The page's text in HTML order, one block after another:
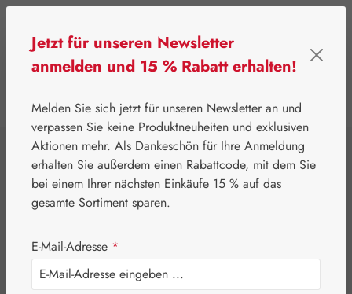
⌂ Gall Pharma Gall Exklusiv
N-A-G® 450 mg
Kapseln
Jetzt für unseren Newsletter
anmelden und 15 % Rabatt erhalten!
Melden Sie sich jetzt für unseren Newsletter an und
verpassen Sie keine Produktneuheiten und exklusiven
Aktionen mehr. Als Dankeschön für Ihre Anmeldung
erhalten Sie außerdem einen Rabattcode, mit dem Sie
bei einem Ihrer nächsten Einkäufe 15 % auf das
gesamte Sortiment sparen.
E-Mail-Adresse *